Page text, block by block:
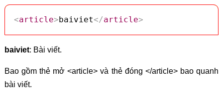
<article> baiviet</article>
baiviet: Bài viết.
Bao gồm thẻ mở <article> và thẻ đóng </article> bao quanh
bài viết.